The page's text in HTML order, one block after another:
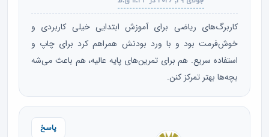
کاربرگ‌های ریاضی برای آموزش ابتدایی خیلی کاربردی و
خوش‌فرمت بود و با ورد بودنش همراهم کرد برای چاپ و
استفاده سریع. هم برای تمرین‌های پایه عالیه، هم باعث می‌شه
بچه‌ها بهتر تمرکز کنن.
پاسخ